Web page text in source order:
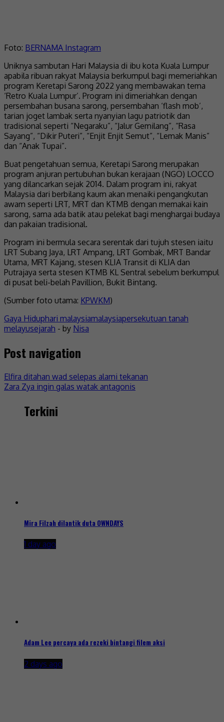
Foto: BERNAMA Instagram
Uniknya sambutan Hari Malaysia di ibu kota Kuala Lumpur
apabila ribuan rakyat Malaysia berkumpul bagi memeriahkan
program Keretapi Sarong 2022 yang membawakan tema
‘Retro Kuala Lumpur’. Program ini dimeriahkan dengan
persembahan busana sarong, persembahan ‘flash mob’,
tarian joget lambak serta nyanyian lagu patriotik dan
tradisional seperti “Negaraku”, “Jalur Gemilang”, “Rasa
Sayang”, “Dikir Puteri”, “Enjit Enjit Semut”, “Lemak Manis”
dan “Anak Tupai”.
Buat pengetahuan semua, Keretapi Sarong merupakan
program anjuran pertubuhan bukan kerajaan (NGO) LOCCO
yang dilancarkan sejak 2014. Dalam program ini, rakyat
Malaysia dari berbilang kaum akan menaiki pengangkutan
awam seperti LRT, MRT dan KTMB dengan memakai kain
sarong, sama ada batik atau pelekat bagi menghargai budaya
dan pakaian tradisional.
Program ini bermula secara serentak dari tujuh stesen iaitu
LRT Subang Jaya, LRT Ampang, LRT Gombak, MRT Bandar
Utama, MRT Kajang, stesen KLIA Transit di KLIA dan
Putrajaya serta stesen KTMB KL Sentral sebelum berkumpul
di pusat beli-belah Pavillion, Bukit Bintang.
(Sumber foto utama: KPWKM)
Gaya Hiduphari malaysiamalaysiapersekutuan tanah
melayusejarah - by Nisa
Post navigation
Elfira ditahan wad selepas alami tekanan
Zara Zya ingin galas watak antagonis
Terkini
Mira Filzah dilantik duta OWNDAYS
1 day ago
Adam Lee percaya ada rezeki bintangi filem aksi
2 days ago